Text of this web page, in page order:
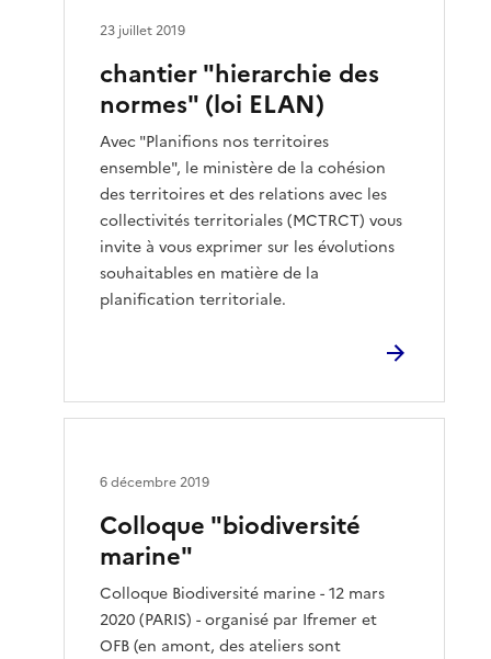
chantier "hierarchie des
normes" (loi ELAN)
Avec "Planifions nos territoires
ensemble", le ministère de la cohésion
des territoires et des relations avec les
collectivités territoriales (MCTRCT) vous
invite à vous exprimer sur les évolutions
souhaitables en matière de la
planification territoriale.
23 juillet 2019
Colloque "biodiversité
marine"
Colloque Biodiversité marine - 12 mars
2020 (PARIS) - organisé par Ifremer et
OFB (en amont, des ateliers sont
6 décembre 2019